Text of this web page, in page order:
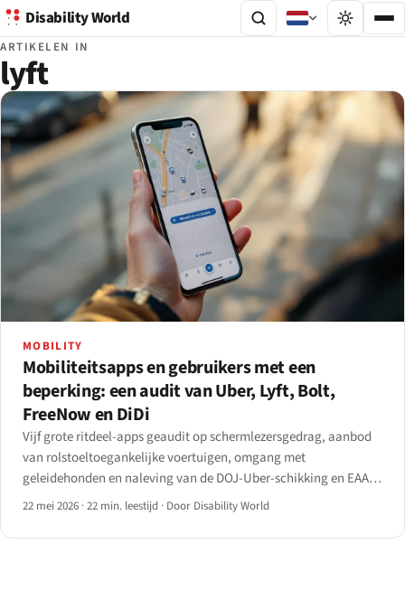
Disability World
ARTIKELEN IN
lyft
MOBILITY
Mobiliteitsapps en gebruikers met een
beperking: een audit van Uber, Lyft, Bolt,
FreeNow en DiDi
Vijf grote ritdeel-apps geaudit op schermlezersgedrag, aanbod
van rolstoeltoegankelijke voertuigen, omgang met
geleidehonden en naleving van de DOJ-Uber-schikking en EAA-
artikel 4.
22 mei 2026 ·22 min. leestijd · Door Disability World